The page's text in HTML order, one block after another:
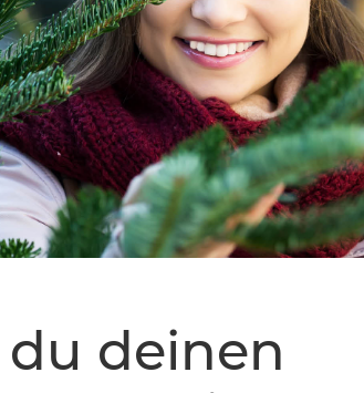
deinen